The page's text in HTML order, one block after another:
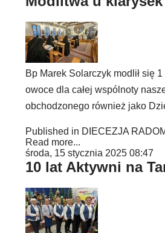
Bp Marek Solarczyk modlił się
owoce dla całej wspólnoty
obchodzonego również jako
Published in DIECEZJA
Read more...
środa, 15 stycznia 2025 08:47
10 lat Aktywni na